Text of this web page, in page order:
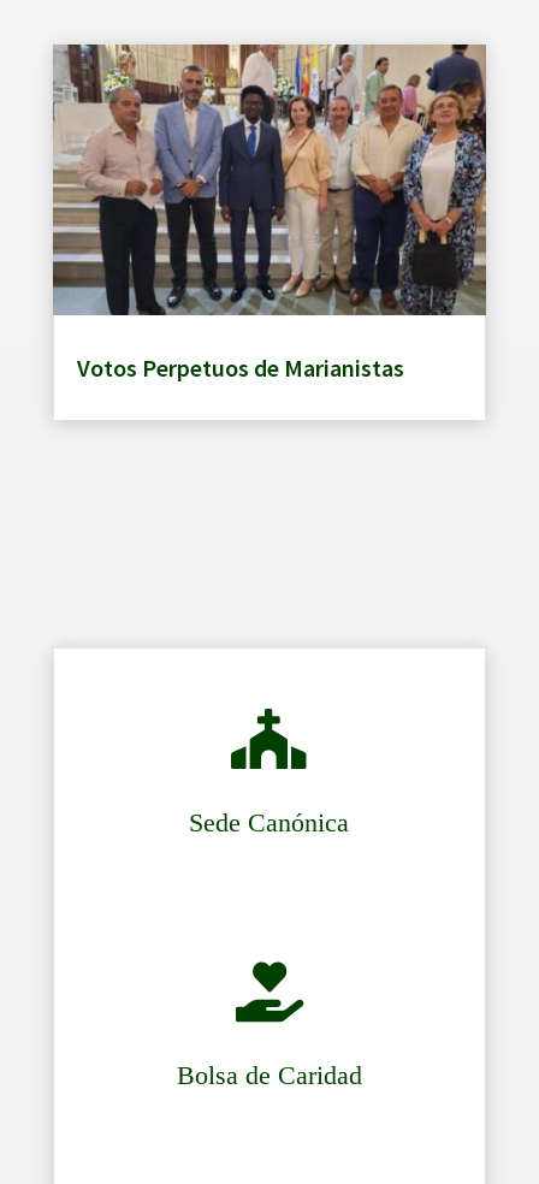
Votos Perpetuos de Marianistas

Sede Canónica

Bolsa de Caridad